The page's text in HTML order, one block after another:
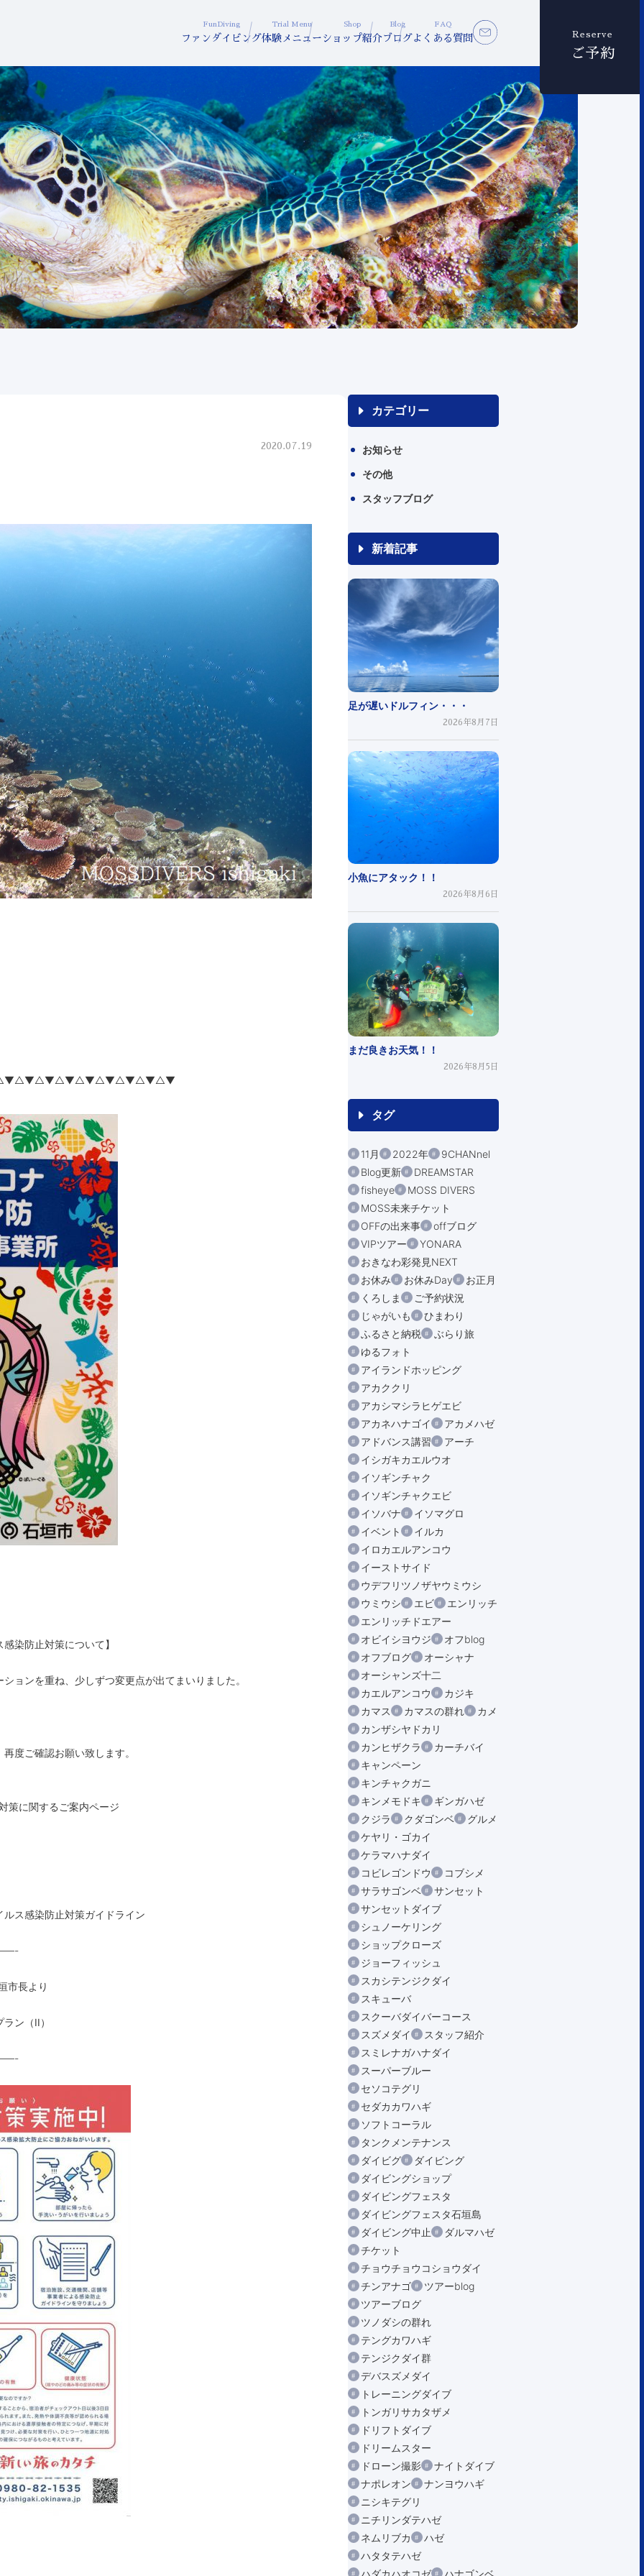
FunDiving
ファンダイビング
Trial Menu
体験メニュー
Shop
ショップ紹介
Blog
ブログ
FAQ
よくある質問 Reserve
ご予約
2020.07.19
染防止対策について】
ョンを重ね、少しずつ変更点が出てまいりました。
再度ご確認お願い致します。
策に関するご案内ページ
ス感染防止対策ガイドライン
市長より
ン（II）
カテゴリー
お知らせ
その他
スタッフブログ
新着記事
足が遅いドルフィン・・・
2026年8月7日
小魚にアタック！！
2026年8月6日
まだ良きお天気！！
2026年8月5日
タグ
11月 2022年
9CHANnel
Blog更新
DREAMSTAR
fisheye
MOSS DIVERS
MOSS未来チケット
OFFの出来事
offブログ
VIPツアー
YONARA
おきなわ彩発見NEXT
お休み
お休みDay
お正月
くろしま
ご予約状況
じゃがいも
ひまわり
ふるさと納税
ぶらり旅
ゆるフォト
アイランドホッピング
アカククリ
アカシマシラヒゲエビ
アカネハナゴイ
アカメハゼ
アドバンス講習
アーチ
イシガキカエルウオ
イソギンチャク
イソギンチャクエビ
イソバナ
イソマグロ
イベント
イルカ
イロカエルアンコウ
イーストサイド
ウデフリツノザヤウミウシ
ウミウシ
エビ
エンリッチ
エンリッチドエアー
オビイシヨウジ
オフblog
オフブログ
オーシャナ
オーシャンズ十二
カエルアンコウ
カジキ
カマス
カマスの群れ
カメ
カンザシヤドカリ
カンヒザクラ
カーチバイ
キャンペーン
キンチャクガニ
キンメモドキ
ギンガハゼ
クジラ
クダゴンベ
グルメ
ケヤリ・ゴカイ
ケラマハナダイ
コビレゴンドウ
コブシメ
サラサゴンベ
サンセット
サンセットダイブ
シュノーケリング
ショップクローズ
ジョーフィッシュ
スカシテンジクダイ
スキューバ
スクーバダイバーコース
スズメダイ
スタッフ紹介
スミレナガハナダイ
スーパーブルー
セソコテグリ
セダカカワハギ
ソフトコーラル
タンクメンテナンス
ダイビグ
ダイビング
ダイビングショップ
ダイビングフェスタ
ダイビングフェスタ石垣島
ダイビング中止
ダルマハゼ
チケット
チョウチョウコショウダイ
チンアナゴ
ツアーblog
ツアーブログ
ツノダシの群れ
テングカワハギ
テンジクダイ群
デバスズメダイ
トレーニングダイブ
トンガリサカタザメ
ドリフトダイブ
ドリームスター
ドローン撮影
ナイトダイブ
ナポレオン
ナンヨウハギ
ニシキテグリ
ニチリンダテハゼ
ネムリブカ
ハゼ
ハタタテハゼ
ハダカハオコゼ
ハナゴンベ